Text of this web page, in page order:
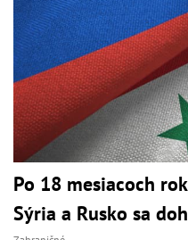
Po 18 mesiacoch
Sýria a Rusko sa